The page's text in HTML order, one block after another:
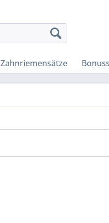
Zahnriemensätze